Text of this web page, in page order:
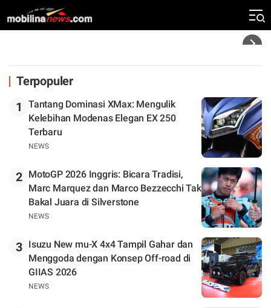
Klasemen
Terpopuler
1
Tantang Dominasi XMax: Mengulik
Kelebihan Modenas Elegan EX 250
Terbaru
NEWS
2
MotoGP 2026 Inggris: Bicara Tradisi,
Marc Marquez dan Marco Bezzecchi Tak
Bakal Juara di Silverstone
NEWS
3
Isuzu New mu-X 4x4 Tampil Gahar dan
Menggoda dengan Konsep Off-road di
GIIAS 2026
NEWS